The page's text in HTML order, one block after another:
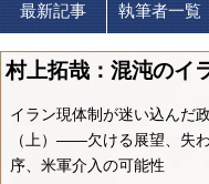
最新記事 執筆者一覧
村上拓哉：混沌のイ
イラン現体制が迷い込んだ
（上）――欠ける展望、失
序、米軍介入の可能性